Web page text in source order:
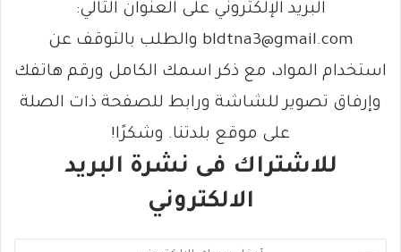
البريد الإلكتروني على العنوان التالي:
bldtna3@gmail.com والطلب بالتوقف عن
استخدام المواد، مع ذكر اسمك الكامل ورقم هاتفك
وإرفاق تصوير للشاشة ورابط للصفحة ذات الصلة
على موقع بلدتنا. وشكرًا!
للاشتراك فى نشرة البريد
الالكتروني